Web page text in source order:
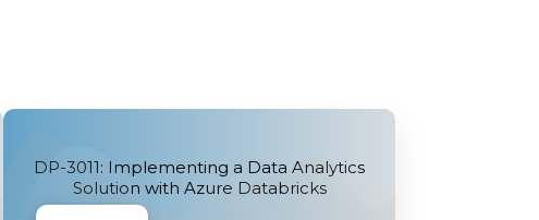
DP-3011: Implementing a Data Analytics
Solution with Azure Databricks